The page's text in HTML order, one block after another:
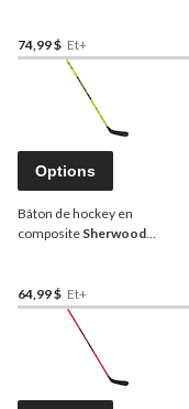
74,99 $ Et+
Options
Bâton de hockey en
composite Sherwood
64,99 $ Et+